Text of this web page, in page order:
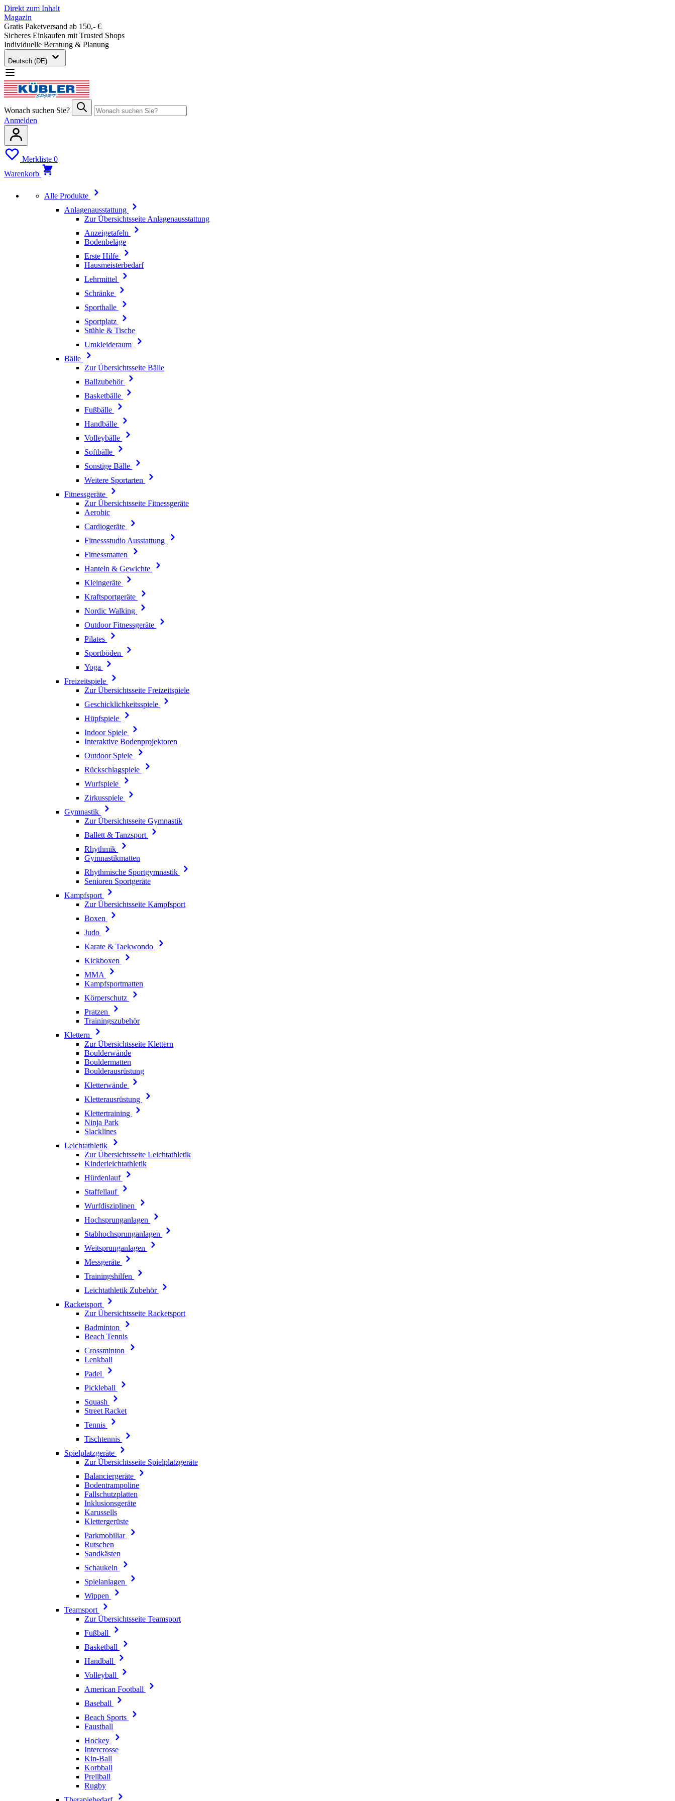
Direkt zum Inhalt
Magazin
Gratis Paketversand ab 150,- €
Sicheres Einkaufen mit Trusted Shops
Individuelle Beratung & Planung
Deutsch (DE)
Wonach suchen Sie?
Anmelden
Merkliste 0
Warenkorb
Alle Produkte
Anlagenausstattung
Zur Übersichtsseite Anlagenausstattung
Anzeigetafeln
Bodenbeläge
Erste Hilfe
Hausmeisterbedarf
Lehrmittel
Schränke
Sporthalle
Sportplatz
Stühle & Tische
Umkleideraum
Bälle
Zur Übersichtsseite Bälle
Ballzubehör
Basketbälle
Fußbälle
Handbälle
Volleybälle
Softbälle
Sonstige Bälle
Weitere Sportarten
Fitnessgeräte
Zur Übersichtsseite Fitnessgeräte
Aerobic
Cardiogeräte
Fitnessstudio Ausstattung
Fitnessmatten
Hanteln & Gewichte
Kleingeräte
Kraftsportgeräte
Nordic Walking
Outdoor Fitnessgeräte
Pilates
Sportböden
Yoga
Freizeitspiele
Zur Übersichtsseite Freizeitspiele
Geschicklichkeitsspiele
Hüpfspiele
Indoor Spiele
Interaktive Bodenprojektoren
Outdoor Spiele
Rückschlagspiele
Wurfspiele
Zirkusspiele
Gymnastik
Zur Übersichtsseite Gymnastik
Ballett & Tanzsport
Rhythmik
Gymnastikmatten
Rhythmische Sportgymnastik
Senioren Sportgeräte
Kampfsport
Zur Übersichtsseite Kampfsport
Boxen
Judo
Karate & Taekwondo
Kickboxen
MMA
Kampfsportmatten
Körperschutz
Pratzen
Trainingszubehör
Klettern
Zur Übersichtsseite Klettern
Boulderwände
Bouldermatten
Boulderausrüstung
Kletterwände
Kletterausrüstung
Klettertraining
Ninja Park
Slacklines
Leichtathletik
Zur Übersichtsseite Leichtathletik
Kinderleichtathletik
Hürdenlauf
Staffellauf
Wurfdisziplinen
Hochsprunganlagen
Stabhochsprunganlagen
Weitsprunganlagen
Messgeräte
Trainingshilfen
Leichtathletik Zubehör
Racketsport
Zur Übersichtsseite Racketsport
Badminton
Beach Tennis
Crossminton
Lenkball
Padel
Pickleball
Squash
Street Racket
Tennis
Tischtennis
Spielplatzgeräte
Zur Übersichtsseite Spielplatzgeräte
Balanciergeräte
Bodentrampoline
Fallschutzplatten
Inklusionsgeräte
Karussells
Klettergerüste
Parkmobiliar
Rutschen
Sandkästen
Schaukeln
Spielanlagen
Wippen
Teamsport
Zur Übersichtsseite Teamsport
Fußball
Basketball
Handball
Volleyball
American Football
Baseball
Beach Sports
Faustball
Hockey
Intercrosse
Kin-Ball
Korbball
Prellball
Rugby